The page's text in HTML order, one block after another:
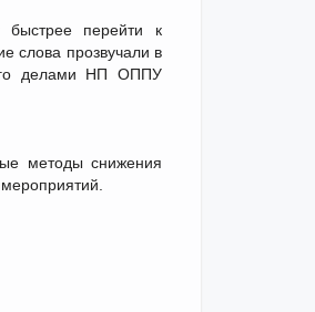
быстрее перейти к
слова прозвучали в
делами НП ОППУ
методы снижения